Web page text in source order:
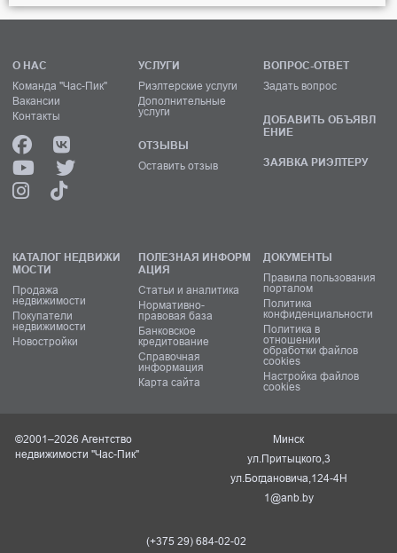
О НАС
Команда "Час-Пик"
Вакансии
Контакты
УСЛУГИ
Риэлтерские услуги
Дополнительные
услуги
ОТЗЫВЫ
Оставить отзыв
ВОПРОС-ОТВЕТ
Задать вопрос
ДОБАВИТЬ ОБЪЯВЛ
ЕНИЕ
ЗАЯВКА РИЭЛТЕРУ
КАТАЛОГ НЕДВИЖИ
МОСТИ
Продажа
недвижимости
Покупатели
недвижимости
Новостройки
ПОЛЕЗНАЯ ИНФОРМ
АЦИЯ
Статьи и аналитика
Нормативно-
правовая база
Банковское
кредитование
Справочная
информация
Карта сайта
ДОКУМЕНТЫ
Правила пользования
порталом
Политика
конфиденциальности
Политика в
отношении
обработки файлов
cookies
Настройка файлов
cookies
©2001–2026 Агентство
недвижимости "Час-Пик"
Минск
ул.Притыцкого,3
ул.Богдановича,124-4Н
1@anb.by
(+375 29) 684-02-02